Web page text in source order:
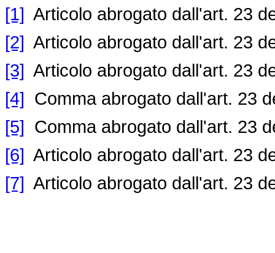
[1] Articolo abrogato dall'art. 23
[2] Articolo abrogato dall'art. 23
[3] Articolo abrogato dall'art. 23
[4] Comma abrogato dall'art. 23
[5] Comma abrogato dall'art. 23
[6] Articolo abrogato dall'art. 23
[7] Articolo abrogato dall'art. 23